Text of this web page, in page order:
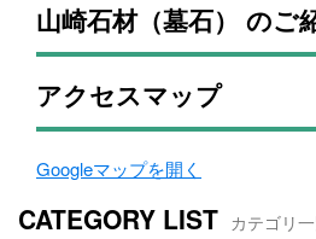
山崎石材（墓石） のご
アクセスマップ
Googleマップを開く
CATEGORY LIST カテゴリ